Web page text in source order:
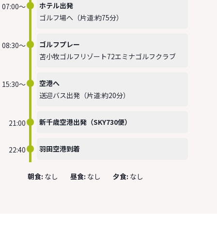
07:00～
ホテル出発
ゴルフ場へ（片道:約75分）
08:30～
ゴルフプレー
苫小牧ゴルフリゾート72エミナゴルフクラブ
15:30～
空港へ
送迎バス出発（片道:約20分）
21:00 新千歳空港出発（SKY730便）
22:40 羽田空港到着
なし なし なし